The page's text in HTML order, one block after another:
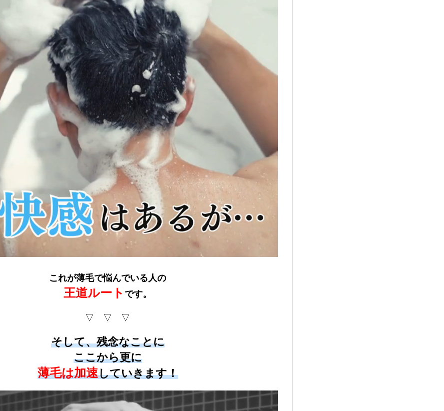
これが薄毛で悩んでいる人の
王道ルート です。
▽ ▽ ▽
そして、残念なことに
ここから更に
薄毛は加速していきます！